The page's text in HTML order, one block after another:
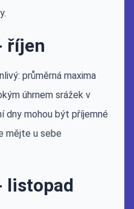
říjen
průměrná maxima
úhrnem srážek v
dny mohou být příjemné
mějte u sebe
listopad